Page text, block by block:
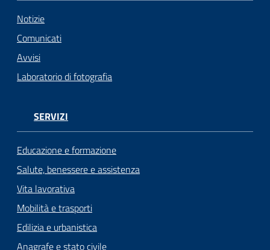
Notizie
Comunicati
Avvisi
Laboratorio di fotografia
SERVIZI
Educazione e formazione
Salute, benessere e assistenza
Vita lavorativa
Mobilità e trasporti
Edilizia e urbanistica
Anagrafe e stato civile